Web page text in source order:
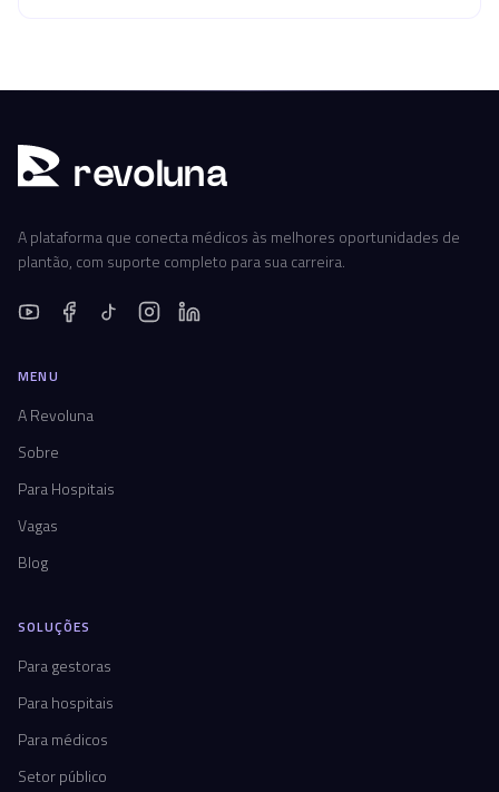
revoluna
A plataforma que conecta médicos às melhores oportunidades de
plantão, com suporte completo para sua carreira.
MENU
A Revoluna
Sobre
Para Hospitais
Vagas
Blog
SOLUÇÕES
Para gestoras
Para hospitais
Para médicos
Setor público